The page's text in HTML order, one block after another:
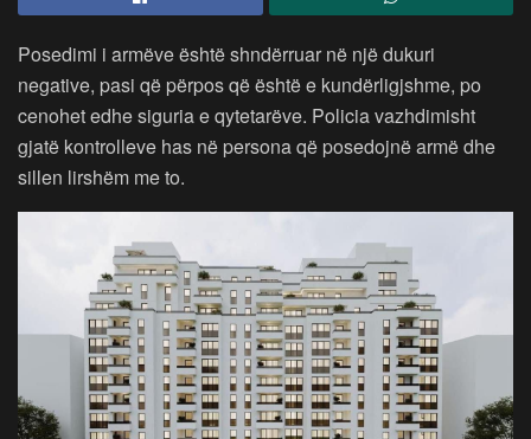
Posedimi i armëve është shndërruar në një dukuri
negative, pasi që përpos që është e kundërligjshme, po
cenohet edhe siguria e qytetarëve. Policia vazhdimisht
gjatë kontrolleve has në persona që posedojnë armë dhe
sillen lirshëm me to.